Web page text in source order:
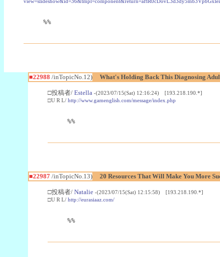
%%
■22988 /inTopicNo.12) What's Holding Back This Diagnosing
□投稿者/ Estella -(2023/07/15(Sat) 12:16:24) [193.218.190.*]
□U R L/ http://www.gamenglish.com/message/index.php
%%
■22987/inTopicNo.13) 20 Resources That Will Make You More
□投稿者/ Natalie -(2023/07/15(Sat) 12:15:58) [193.218.190.*]
□U R L/ http://eurasiaaz.com/
%%